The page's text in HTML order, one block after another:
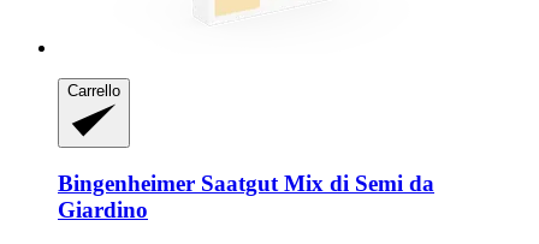
Carrello
Bingenheimer Saatgut Mix di Semi da
Giardino